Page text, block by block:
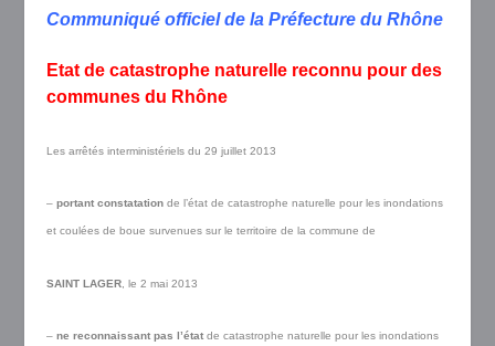
Communiqué officiel de la Préfecture du Rhône
Etat de catastrophe naturelle reconnu pour des
communes du Rhône
Les arrêtés interministériels du 29 juillet 2013
–portant constatation de l’état de catastrophe naturelle pour les inondations
et coulées de boue survenues sur le territoire de la commune de
SAINT LAGER , le 2 mai 2013
–ne reconnaissant pas l’état de catastrophe naturelle pour les inondations